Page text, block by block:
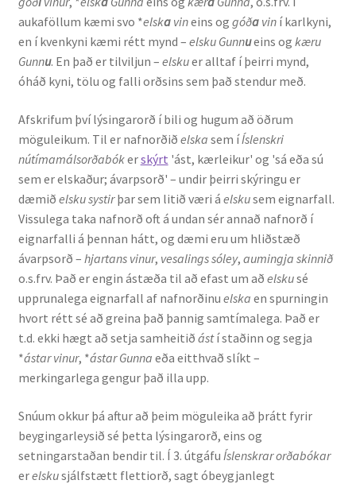
Yfirlit um kennslu
Stjórnun
Innan Háskólans
Samstarfsverkefni
Styrkir og verðlaun
Utan Háskólans
Verkefnisstjórn
Þjónusta
Rannsóknir
Máltækni
Orðalyklar og orðafar
Orðhlutafræði
aukaföllum kæmi svo *elska vineins og góðaviní karlkyni,
en í kvenkyni kæmi rétt mynd – elsku Gunnueins og kæru
Gunnu. En það er tilviljun – elskuer alltaf í þeirri mynd,
óháð kyni, tölu og falli orðsins sem það stendur með.
Afskrifum því lýsingarorð í bili og hugum að öðrum
möguleikum. Til er nafnorðið elska sem íÍslenskri
nútímamálsorðabókerskýrt 'ást, kærleikur' og 'sá eða sú
sem er elskaður; ávarpsorð' – undir þeirri skýringu er
dæmið elsku systirþar sem litið væri á elskusem eignarfall.
Vissulega taka nafnorð oft á undan sér annað nafnorð í
eignarfalli á þennan hátt, og dæmi eru um hliðstæð
ávarpsorð – hjartans vinur, vesalings sóley, aumingja skinnið
o.s.frv. Það er engin ástæða til að efast um að elskusé
upprunalega eignarfall af nafnorðinu elska en spurningin
hvort rétt sé að greina það þannig samtímalega. Það er
t.d. ekki hægt að setja samheitið ástí staðinn og segja
*ástar vinur, *ástar Gunna eða eitthvað slíkt –
merkingarlega gengur það illa upp.
Snúum okkur þá aftur að þeim möguleika að þrátt fyrir
beygingarleysið sé þetta lýsingarorð, eins og
setningarstaðan bendir til. Í 3. útgáfu Íslenskrar orðabókar
erelskusjálfstætt flettiorð, sagt óbeygjanlegt